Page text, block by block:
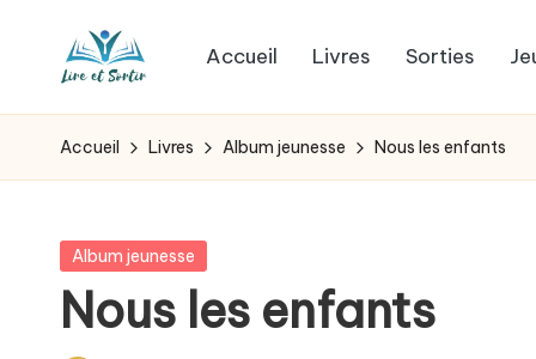
L
i
e
e
livres
pour
les
goûts,
des
Accueil Livres Sorties
Accueil Livres Album jeunesse Nous les enfants
Posted
Album jeunesse
Nous les enfants